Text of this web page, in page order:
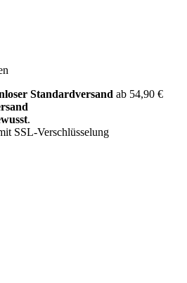
Standardversand ab 54,90 €
.
SSL-Verschlüsselung